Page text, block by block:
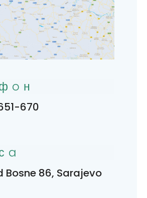
670
Bosne 86, Sarajevo